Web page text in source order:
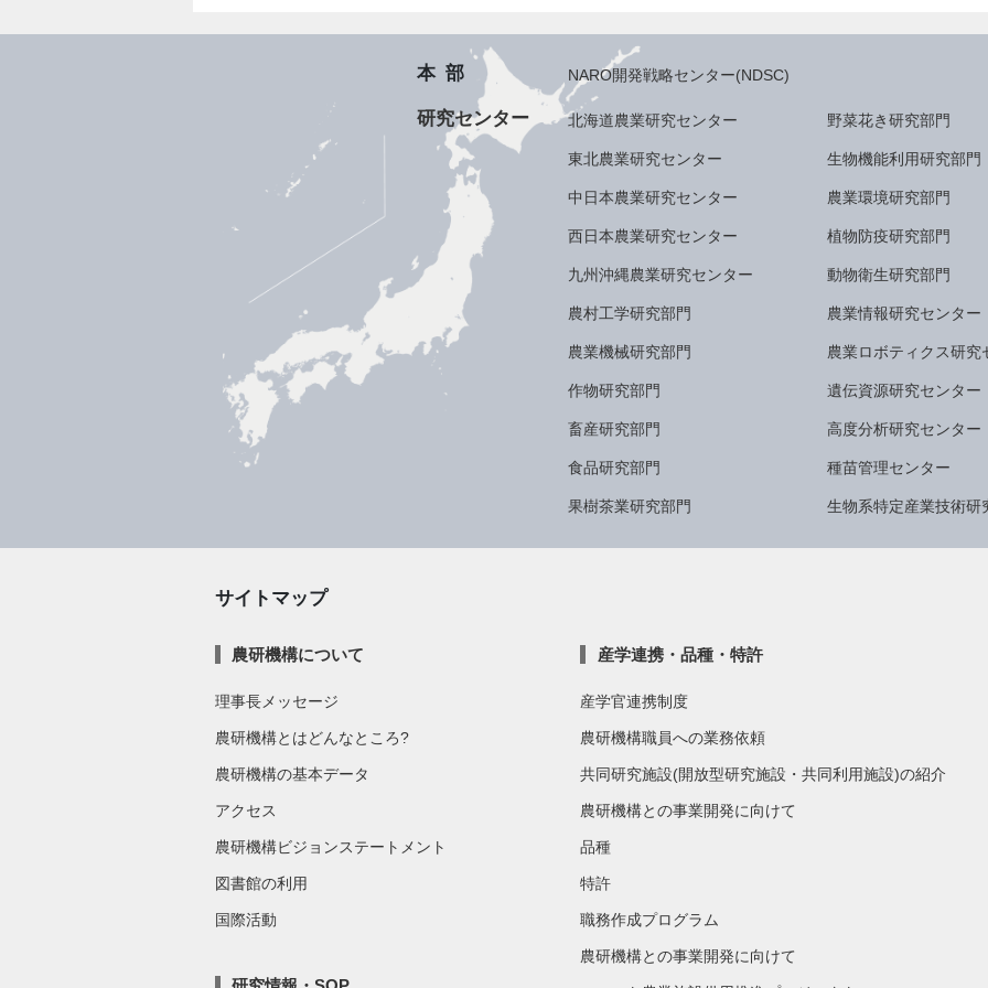
本部 NARO開発戦略センター(NDSC)
研究センター 北海道農業研究センター
東北農業研究センター
中日本農業研究センター
西日本農業研究センター
九州沖縄農業研究センター
農村工学研究部門
農業機械研究部門
作物研究部門
畜産研究部門
食品研究部門
果樹茶業研究部門
野菜花き研究部門
生物機能利用研究部門
農業環境研究部門
植物防疫研究部門
動物衛生研究部門
農業情報研究センター
農業ロボティクス研究
遺伝資源研究センター
高度分析研究センター
種苗管理センター
生物系特定産業技術研
サイトマップ
農研機構について
理事長メッセージ
農研機構とはどんなところ?
農研機構の基本データ
アクセス
農研機構ビジョンステートメント
図書館の利用
国際活動
産学連携・品種・特許
産学官連携制度
農研機構職員への業務依頼
共同研究施設(開放型研究施設・共同利用施設)の紹介
農研機構との事業開発に向けて
品種
特許
職務作成プログラム
農研機構との事業開発に向けて